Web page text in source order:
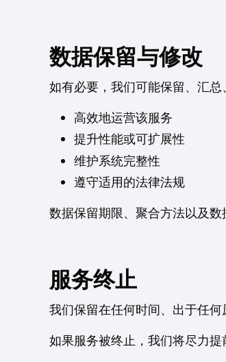
数据保留与修改
如有必要，我们可能保留、汇
高效地运营该服务
提升性能或可扩展性
维护系统完整性
遵守适用的法律法规
数据保留期限、聚合方法以及数
服务终止
我们保留在任何时间、出于任
如果服务被终止，我们将尽力提